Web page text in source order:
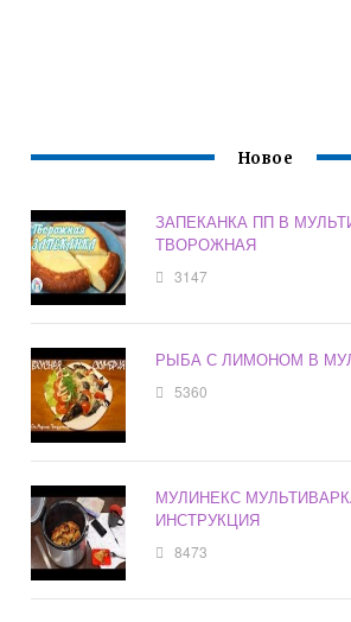
Новое
ЗАПЕКАНКА ПП В
ТВОРОЖНАЯ
3147
РЫБА С ЛИМОНОМ В
5360
МУЛИНЕКС
ИНСТРУКЦИЯ
8473